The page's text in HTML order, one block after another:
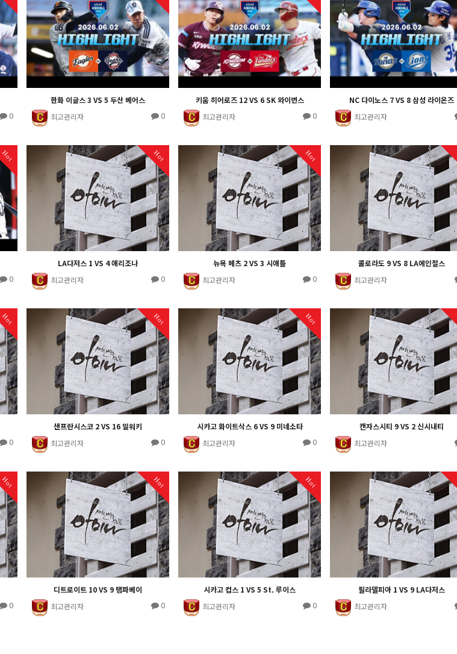
0
한화 이글스 3 VS 5 두산 베어스
최고관리자
0
키움 히어로즈 12 VS 6 SK 와이번스
최고관리자
0
NC 다이노스 7 VS 8 삼성 라이온즈
최고관리자
Hot
0
Hot
LA다저스 1 VS 4 애리조나
최고관리자
0
Hot
뉴욕 메츠 2 VS 3 시애틀
최고관리자
0
콜로라도 9 VS 8 LA에인절스
최고관리자
Hot
0
Hot
샌프란시스코 2 VS 16 밀워키
최고관리자
0
Hot
시카고 화이트삭스 6 VS 9 미네소타
최고관리자
0
캔자스시티 9 VS 2 신시내티
최고관리자
Hot
0
Hot
디트로이트 10 VS 9 탬파베이
최고관리자
0
Hot
시카고 컵스 1 VS 5 St. 루이스
최고관리자
0
필라델피아 1 VS 9 LA다저스
최고관리자